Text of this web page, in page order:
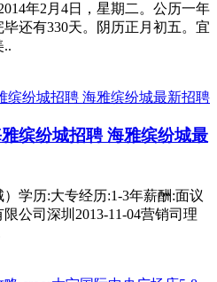
年2月4日，星期二。公历一年
还有330天。阴历正月初五。宜
..
缤纷城招聘 海雅缤纷城最
学历:大专经历:1-3年薪酬:面议
公司深圳2013-11-04营销司理